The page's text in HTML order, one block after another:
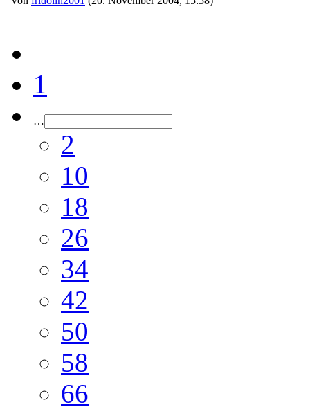
1
…
2
10
18
26
34
42
50
58
66